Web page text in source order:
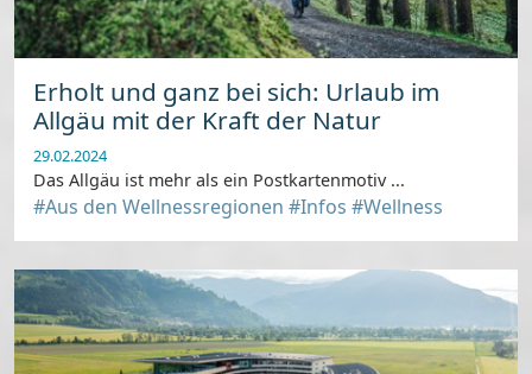
Erholt und ganz bei sich: Urlaub im
Allgäu mit der Kraft der Natur
29.02.2024
Das Allgäu ist mehr als ein Postkartenmotiv ...
#Aus den Wellnessregionen #Infos #Wellness